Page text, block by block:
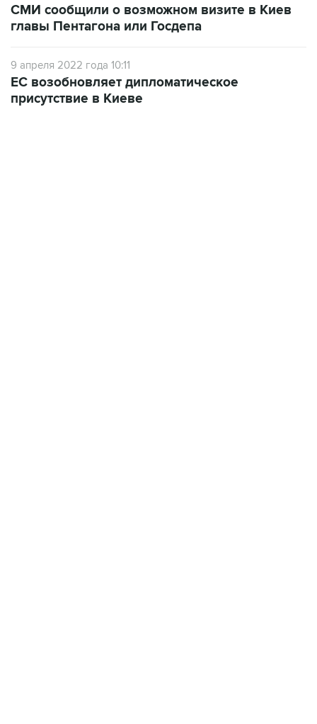
СМИ сообщили о возможном визите в Киев
главы Пентагона или Госдепа
9 апреля 2022 года 10:11
ЕС возобновляет дипломатическое
присутствие в Киеве